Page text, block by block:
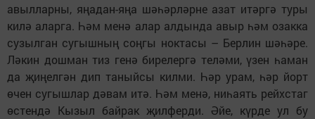
авылларны, яңадан-яңа шәһәрләрне азат итәргә туры
килә аларга. Һәм менә алар алдында авыр һәм озакка
сузылган сугышның соңгы ноктасы – Берлин шәһәре.
Ләкин дошман тиз генә бирелергә теләми, үзен һаман
да җиңелгән дип таныйсы килми. Һәр урам, һәр йорт
өчен сугышлар дәвам итә. Һәм менә, ниһаять рейхстаг
өстендә Кызыл байрак җилферди. Әйе, күрде ул бу